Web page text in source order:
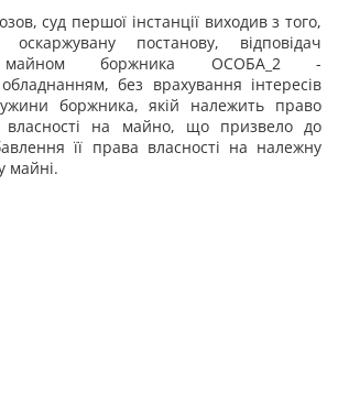
суд першої інстанції виходив з того,
постанову, відповідач
майном боржника ОСОБА_2 -
без врахування інтересів
боржника, якій належить право
власності на майно, що призвело до
її права власності на належну
майні.